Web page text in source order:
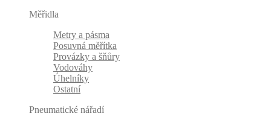
Měřidla
Metry a pásma
Posuvná měřítka
Provázky a šňůry
Vodováhy
Úhelníky
Ostatní
Pneumatické nářadí